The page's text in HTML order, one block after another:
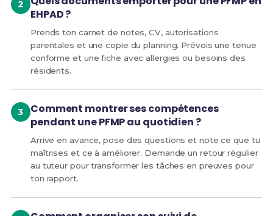
EHPAD ?
Prends ton carnet de notes, CV, autorisations
parentales et une copie du planning. Prévois une tenue
conforme et une fiche avec allergies ou besoins des
résidents.
Comment montrer ses compétences
pendant une PFMP au quotidien ?
Arrive en avance, pose des questions et note ce que tu
maîtrises et ce à améliorer. Demande un retour régulier
au tuteur pour transformer les tâches en preuves pour
ton rapport.